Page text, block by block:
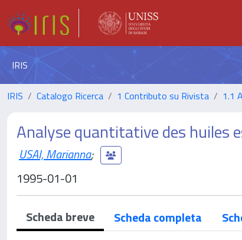
IRIS
IRIS Catalogo Ricerca 1 Contributo su Rivista 1.1
Analyse quantitative des huiles
USAI, Marianna;
1995-01-01
Scheda breve Scheda completa